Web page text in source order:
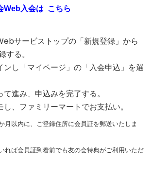
Web入会は こちら
サービストップの「新規登録」から
る。
し「マイページ」の「入会申込」を選
進み、申込みを完了する。
、ファミリーマートでお支払い。
月以内に、ご登録住所に会員証を郵送いたしま
れば会員証到着前でも友の会特典がご利用いただ